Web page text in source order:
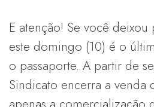
E atenção! Se você
este domingo (10) é o
o passaporte. A partir de
Sindicato encerra a venda